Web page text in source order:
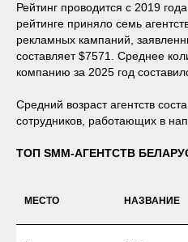
Рейтинг проводится с 2019
рейтинге приняло семь
рекламных кампаний,
составляет $7571. Среднее
компанию за 2025 год
Средний возраст агентств
сотрудников, работающих в
ТОП SMM-АГЕНТСТВ
МЕСТО НАЗВАНИЕ